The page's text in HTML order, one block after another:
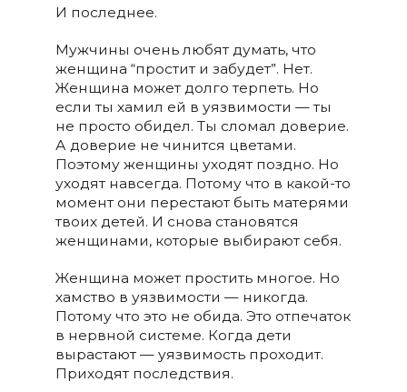
И последнее.
Мужчины очень любят думать, что
женщина “простит и забудет”. Нет.
Женщина может долго терпеть. Но
если ты хамил ей в уязвимости — ты
не просто обидел. Ты сломал доверие.
А доверие не чинится цветами.
Поэтому женщины уходят поздно. Но
уходят навсегда. Потому что в какой-то
момент они перестают быть матерями
твоих детей. И снова становятся
женщинами, которые выбирают себя.
Женщина может простить многое. Но
хамство в уязвимости — никогда.
Потому что это не обида. Это отпечаток
в нервной системе. Когда дети
вырастают — уязвимость проходит.
Приходят последствия.